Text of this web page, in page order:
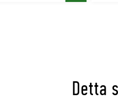
Detta